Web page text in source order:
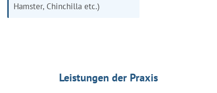
Hamster, Chinchilla etc.)
Leistungen der Praxis